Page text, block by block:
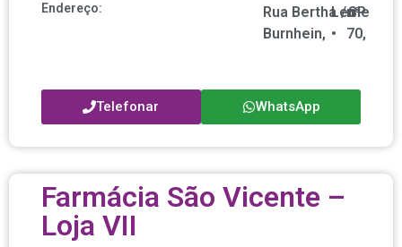
Endereço:
Rua Bertha
Burnhein,
nº
70,
/
Leme
•
SP
Telefonar WhatsApp
Farmácia São Vicente –
Loja VII